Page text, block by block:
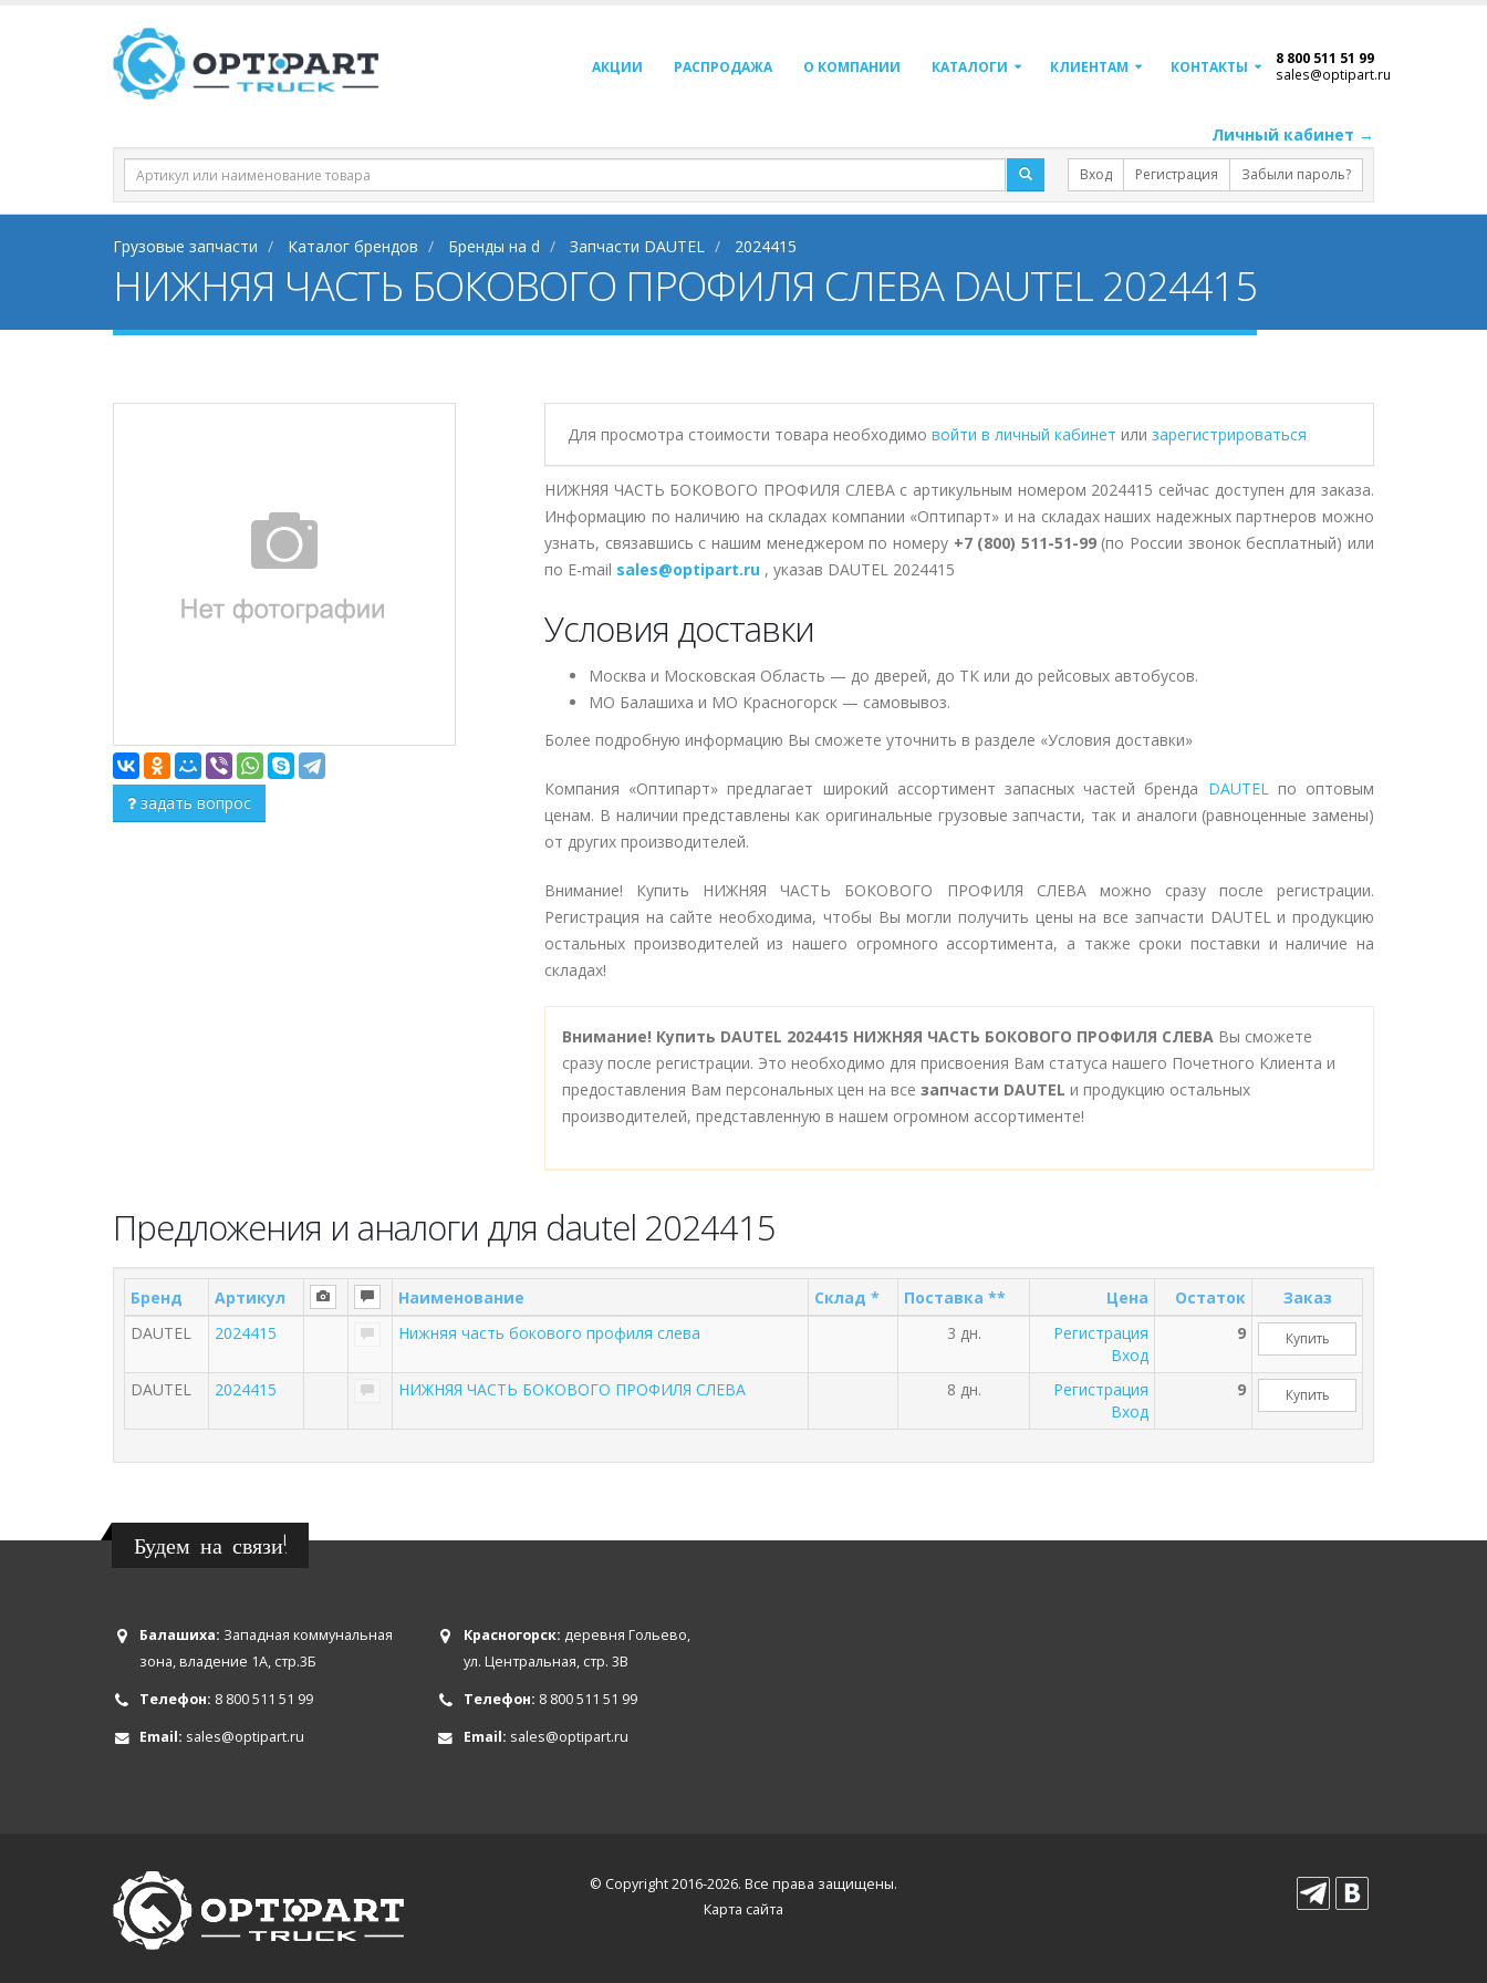
АКЦИИ РАСПРОДАЖА О КОМПАНИИ КАТАЛОГИ КЛИЕНТАМ КОНТАКТЫ 8 800 511 51 99
sales@optipart.ru
Личный кабинет →
Вход Регистрация Забыли пароль?
Грузовые запчасти Каталог брендов Бренды на d Запчасти DAUTEL 2024415
НИЖНЯЯ ЧАСТЬ БОКОВОГО ПРОФИЛЯ СЛЕВА DAUTEL 2024415
задать вопрос
Для просмотра стоимости товара необходимо войти в личный кабинет или зарегистрироваться
НИЖНЯЯ ЧАСТЬ БОКОВОГО ПРОФИЛЯ СЛЕВА с артикульным номером 2024415 сейчас доступен для заказа.
Информацию по наличию на складах компании «Оптипарт» и на складах наших надежных партнеров можно
узнать, связавшись с нашим менеджером по номеру +7 (800) 511-51-99(по России звонок бесплатный) или
по E-mail sales@optipart.ru , указав DAUTEL 2024415
Условия доставки
Москва и Московская Область — до дверей, до ТК или до рейсовых автобусов.
МО Балашиха и МО Красногорск — самовывоз.
Более подробную информацию Вы сможете уточнить в разделе «Условия доставки»
Компания «Оптипарт» предлагает широкий ассортимент запасных частей бренда DAUTELпо оптовым
ценам. В наличии представлены как оригинальные грузовые запчасти, так и аналоги (равноценные замены)
от других производителей.
Внимание! Купить НИЖНЯЯ ЧАСТЬ БОКОВОГО ПРОФИЛЯ СЛЕВА можно сразу после регистрации.
Регистрация на сайте необходима, чтобы Вы могли получить цены на все запчасти DAUTEL и продукцию
остальных производителей из нашего огромного ассортимента, а также сроки поставки и наличие на
складах!
Внимание! Купить DAUTEL 2024415 НИЖНЯЯ ЧАСТЬ БОКОВОГО ПРОФИЛЯ СЛЕВА Вы сможете
сразу после регистрации. Это необходимо для присвоения Вам статуса нашего Почетного Клиента и
предоставления Вам персональных цен на все запчасти DAUTEL и продукцию остальных
производителей, представленную в нашем огромном ассортименте!
Предложения и аналоги для dautel 2024415
Бренд Артикул Наименование Склад * Поставка ** Цена Остаток
Заказ
DAUTEL
2024415 Нижняя часть бокового профиля слева 3 дн.
Регистрация
Вход
9 Купить
DAUTEL 2024415 НИЖНЯЯ ЧАСТЬ БОКОВОГО ПРОФИЛЯ СЛЕВА 8 дн.
Регистрация
Вход
9 Купить
Будем на связи!
Балашиха: Западная коммунальная
зона, владение 1А, стр.3Б
Телефон: 8 800 511 51 99
Email: sales@optipart.ru
Красногорск: деревня Гольево,
ул. Центральная, стр. 3В
Телефон: 8 800 511 51 99
Email: sales@optipart.ru
© Copyright 2016-2026. Все права защищены.
Карта сайта